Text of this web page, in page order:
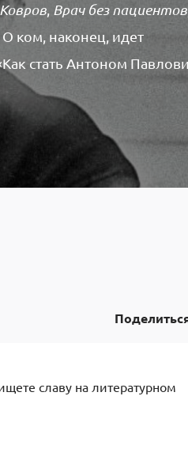
Врач без пациентов
О ком, наконец, идет
стать Антоном
славу на литературном